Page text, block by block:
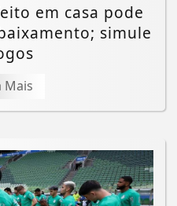
em casa pode
simule
Mais